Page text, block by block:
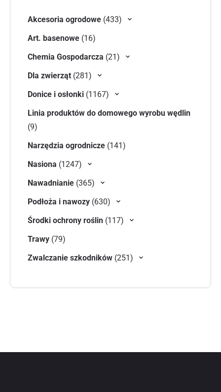
Akcesoria ogrodowe 433433 produkty
Art. basenowe 1616 produktów
Chemia Gospodarcza 2121 produktów
Dla zwierząt 281281 produktów
Donice i osłonki 11671167 produktów
Linia produktów do domowego wyrobu wędlin
99 produktów
Narzędzia ogrodnicze 141141 produktów
Nasiona 12471247 produktów
Nawadnianie 365365 produktów
Podłoża i nawozy 630630 produktów
Środki ochrony roślin 117117 produktów
Trawy 7979 produktów
Zwalczanie szkodników 251251 produktów